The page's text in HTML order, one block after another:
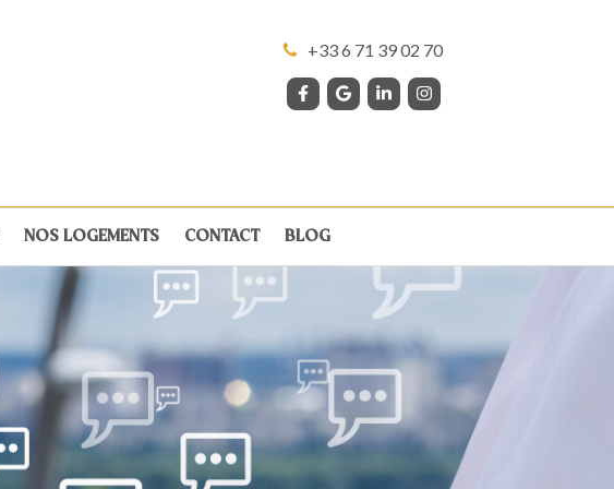
+33 6 71 39 02 70
NOS LOGEMENTS CONTACT BLOG